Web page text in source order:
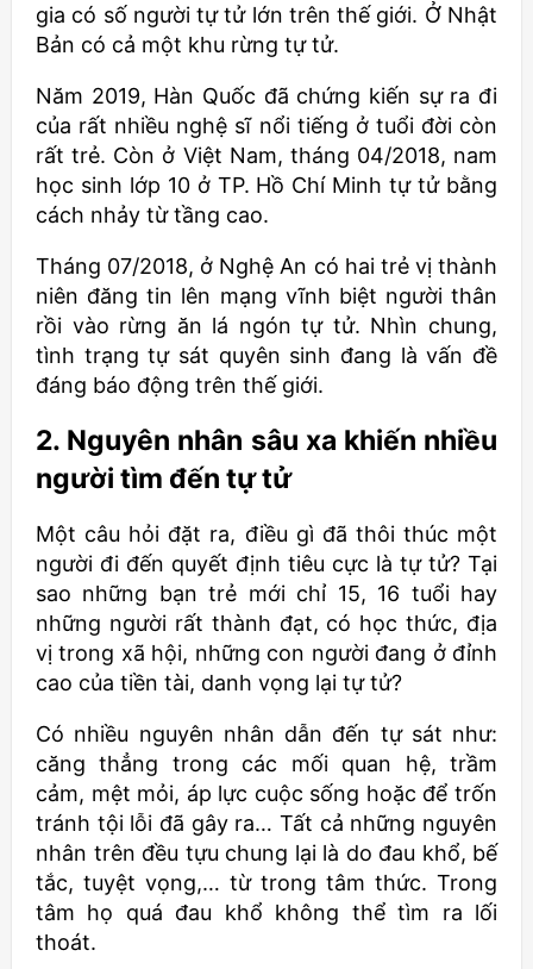
gia có số người tự tử lớn trên thế giới. Ở Nhật
Bản có cả một khu rừng tự tử.
Năm 2019, Hàn Quốc đã chứng kiến sự ra đi
của rất nhiều nghệ sĩ nổi tiếng ở tuổi đời còn
rất trẻ. Còn ở Việt Nam, tháng 04/2018, nam
học sinh lớp 10 ở TP. Hồ Chí Minh tự tử bằng
cách nhảy từ tầng cao.
Tháng 07/2018, ở Nghệ An có hai trẻ vị thành
niên đăng tin lên mạng vĩnh biệt người thân
rồi vào rừng ăn lá ngón tự tử. Nhìn chung,
tình trạng tự sát quyên sinh đang là vấn đề
đáng báo động trên thế giới.
2. Nguyên nhân sâu xa khiến nhiều
người tìm đến tự tử
Một câu hỏi đặt ra, điều gì đã thôi thúc một
người đi đến quyết định tiêu cực là tự tử? Tại
sao những bạn trẻ mới chỉ 15, 16 tuổi hay
những người rất thành đạt, có học thức, địa
vị trong xã hội, những con người đang ở đỉnh
cao của tiền tài, danh vọng lại tự tử?
Có nhiều nguyên nhân dẫn đến tự sát như:
căng thẳng trong các mối quan hệ, trầm
cảm, mệt mỏi, áp lực cuộc sống hoặc để trốn
tránh tội lỗi đã gây ra… Tất cả những nguyên
nhân trên đều tựu chung lại là do đau khổ, bế
tắc, tuyệt vọng,… từ trong tâm thức. Trong
tâm họ quá đau khổ không thể tìm ra lối
thoát.